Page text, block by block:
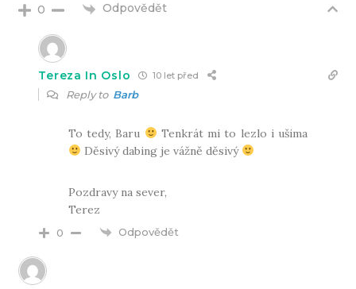
0 Odpovědět
Tereza In Oslo 10 let před
Reply to Barb
To tedy, Baru
Tenkrát mi to lezlo i ušima
Děsivý dabing je vážně děsivý
Pozdravy na sever,
Terez
0 Odpovědět